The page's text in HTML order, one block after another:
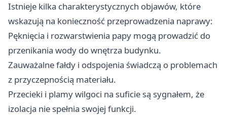
Istnieje kilka charakterystycznych objawów, które
wskazują na konieczność przeprowadzenia naprawy:
Pęknięcia i rozwarstwienia papy mogą prowadzić do
przenikania wody do wnętrza budynku.
Zauważalne fałdy i odspojenia świadczą o problemach
z przyczepnością materiału.
Przecieki i plamy wilgoci na suficie są sygnałem, że
izolacja nie spełnia swojej funkcji.